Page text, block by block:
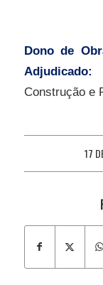
Dono de
Adjudicado:
Construção e
17